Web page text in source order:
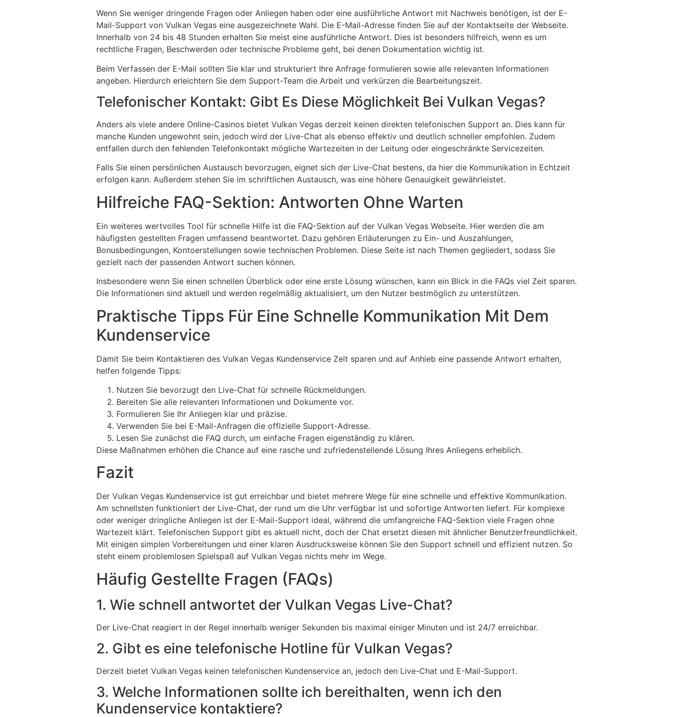
Wenn Sie weniger dringende Fragen oder Anliegen haben oder eine ausführliche Antwort mit Nachweis benötigen, ist der E-
Mail-Support von Vulkan Vegas eine ausgezeichnete Wahl. Die E-Mail-Adresse finden Sie auf der Kontaktseite der Webseite.
Innerhalb von 24 bis 48 Stunden erhalten Sie meist eine ausführliche Antwort. Dies ist besonders hilfreich, wenn es um
rechtliche Fragen, Beschwerden oder technische Probleme geht, bei denen Dokumentation wichtig ist.
Beim Verfassen der E-Mail sollten Sie klar und strukturiert Ihre Anfrage formulieren sowie alle relevanten Informationen
angeben. Hierdurch erleichtern Sie dem Support-Team die Arbeit und verkürzen die Bearbeitungszeit.
Telefonischer Kontakt: Gibt Es Diese Möglichkeit Bei Vulkan Vegas?
Anders als viele andere Online-Casinos bietet Vulkan Vegas derzeit keinen direkten telefonischen Support an. Dies kann für
manche Kunden ungewohnt sein, jedoch wird der Live-Chat als ebenso effektiv und deutlich schneller empfohlen. Zudem
entfallen durch den fehlenden Telefonkontakt mögliche Wartezeiten in der Leitung oder eingeschränkte Servicezeiten.
Falls Sie einen persönlichen Austausch bevorzugen, eignet sich der Live-Chat bestens, da hier die Kommunikation in Echtzeit
erfolgen kann. Außerdem stehen Sie im schriftlichen Austausch, was eine höhere Genauigkeit gewährleistet.
Hilfreiche FAQ-Sektion: Antworten Ohne Warten
Ein weiteres wertvolles Tool für schnelle Hilfe ist die FAQ-Sektion auf der Vulkan Vegas Webseite. Hier werden die am
häufigsten gestellten Fragen umfassend beantwortet. Dazu gehören Erläuterungen zu Ein- und Auszahlungen,
Bonusbedingungen, Kontoerstellungen sowie technischen Problemen. Diese Seite ist nach Themen gegliedert, sodass Sie
gezielt nach der passenden Antwort suchen können.
Insbesondere wenn Sie einen schnellen Überblick oder eine erste Lösung wünschen, kann ein Blick in die FAQs viel Zeit sparen.
Die Informationen sind aktuell und werden regelmäßig aktualisiert, um den Nutzer bestmöglich zu unterstützen.
Praktische Tipps Für Eine Schnelle Kommunikation Mit Dem
Kundenservice
Damit Sie beim Kontaktieren des Vulkan Vegas Kundenservice Zeit sparen und auf Anhieb eine passende Antwort erhalten,
helfen folgende Tipps:
Nutzen Sie bevorzugt den Live-Chat für schnelle Rückmeldungen.
Bereiten Sie alle relevanten Informationen und Dokumente vor.
Formulieren Sie Ihr Anliegen klar und präzise.
Verwenden Sie bei E-Mail-Anfragen die offizielle Support-Adresse.
Lesen Sie zunächst die FAQ durch, um einfache Fragen eigenständig zu klären.
Diese Maßnahmen erhöhen die Chance auf eine rasche und zufriedenstellende Lösung Ihres Anliegens erheblich.
Fazit
Der Vulkan Vegas Kundenservice ist gut erreichbar und bietet mehrere Wege für eine schnelle und effektive Kommunikation.
Am schnellsten funktioniert der Live-Chat, der rund um die Uhr verfügbar ist und sofortige Antworten liefert. Für komplexe
oder weniger dringliche Anliegen ist der E-Mail-Support ideal, während die umfangreiche FAQ-Sektion viele Fragen ohne
Wartezeit klärt. Telefonischen Support gibt es aktuell nicht, doch der Chat ersetzt diesen mit ähnlicher Benutzerfreundlichkeit.
Mit einigen simplen Vorbereitungen und einer klaren Ausdrucksweise können Sie den Support schnell und effizient nutzen. So
steht einem problemlosen Spielspaß auf Vulkan Vegas nichts mehr im Wege.
Häufig Gestellte Fragen (FAQs)
1. Wie schnell antwortet der Vulkan Vegas Live-Chat?
Der Live-Chat reagiert in der Regel innerhalb weniger Sekunden bis maximal einiger Minuten und ist 24/7 erreichbar.
2. Gibt es eine telefonische Hotline für Vulkan Vegas?
Derzeit bietet Vulkan Vegas keinen telefonischen Kundenservice an, jedoch den Live-Chat und E-Mail-Support.
3. Welche Informationen sollte ich bereithalten, wenn ich den
Kundenservice kontaktiere?